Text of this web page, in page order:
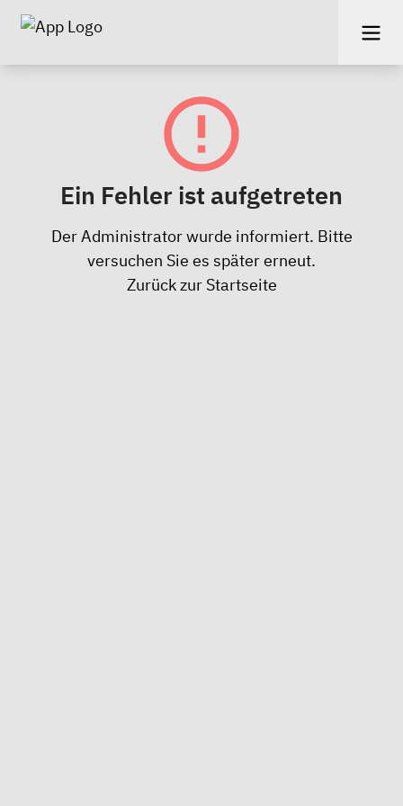
Ein Fehler ist aufgetreten
Der Administrator wurde informiert. Bitte
versuchen Sie es später erneut.
Zurück zur Startseite